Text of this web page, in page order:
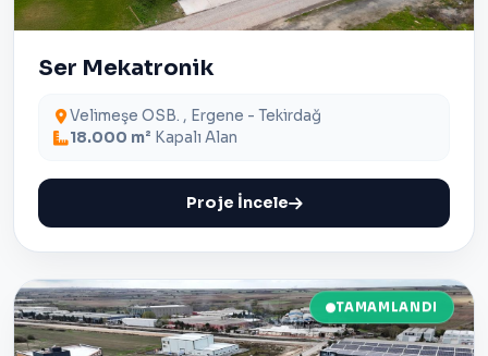
Ser Mekatronik
Velimeşe OSB. , Ergene - Tekirdağ
18.000 m² Kapalı Alan
Proje İncele
TAMAMLANDI